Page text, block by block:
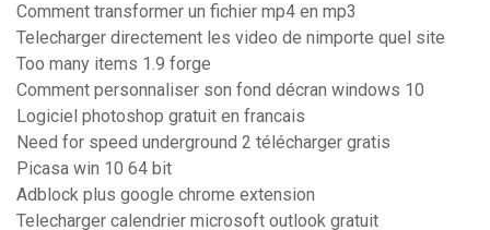
Comment transformer un fichier mp4 en mp3
Telecharger directement les video de nimporte quel site
Too many items 1.9 forge
Comment personnaliser son fond décran windows 10
Logiciel photoshop gratuit en francais
Need for speed underground 2 télécharger gratis
Picasa win 10 64 bit
Adblock plus google chrome extension
Telecharger calendrier microsoft outlook gratuit